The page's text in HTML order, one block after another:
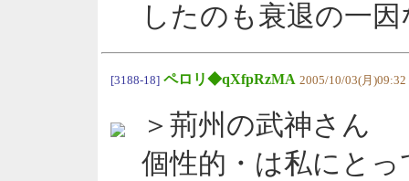
したのも衰退の一
[3188-18] ペロリ◆qXfpRzMA 2005/10/03(月)09:32
＞荊州の武神さん
個性的・は私にと